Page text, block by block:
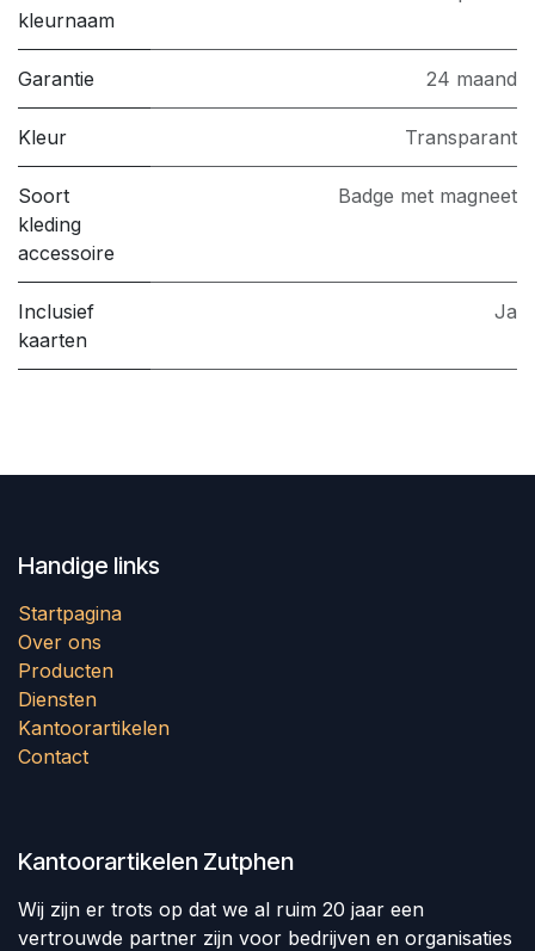
kleurnaam
Garantie 24 maand
Kleur Transparant
Soort
kleding
accessoire
Badge met magneet
Inclusief
kaarten
Ja
Handige links
Startpagina
Over ons
Producten
Diensten
Kantoorartikelen
Contact
Kantoorartikelen Zutphen
Wij zijn er trots op dat we al ruim 20 jaar een
vertrouwde partner zijn voor bedrijven en organisaties